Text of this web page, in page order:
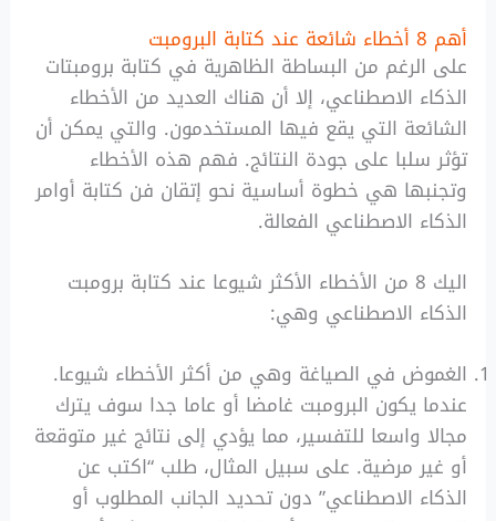
أهم 8 أخطاء شائعة عند كتابة البرومبت
على الرغم من البساطة الظاهرية في كتابة برومبتات
الذكاء الاصطناعي، إلا أن هناك العديد من الأخطاء
الشائعة التي يقع فيها المستخدمون. والتي يمكن أن
تؤثر سلبا على جودة النتائج. فهم هذه الأخطاء
وتجنبها هي خطوة أساسية نحو إتقان فن كتابة أوامر
الذكاء الاصطناعي الفعالة.
اليك 8 من الأخطاء الأكثر شيوعا عند كتابة برومبت
الذكاء الاصطناعي وهي:
الغموض في الصياغة وهي من أكثر الأخطاء شيوعا.
عندما يكون البرومبت غامضا أو عاما جدا سوف يترك
مجالا واسعا للتفسير، مما يؤدي إلى نتائج غير متوقعة
أو غير مرضية. على سبيل المثال، طلب “اكتب عن
الذكاء الاصطناعي” دون تحديد الجانب المطلوب أو